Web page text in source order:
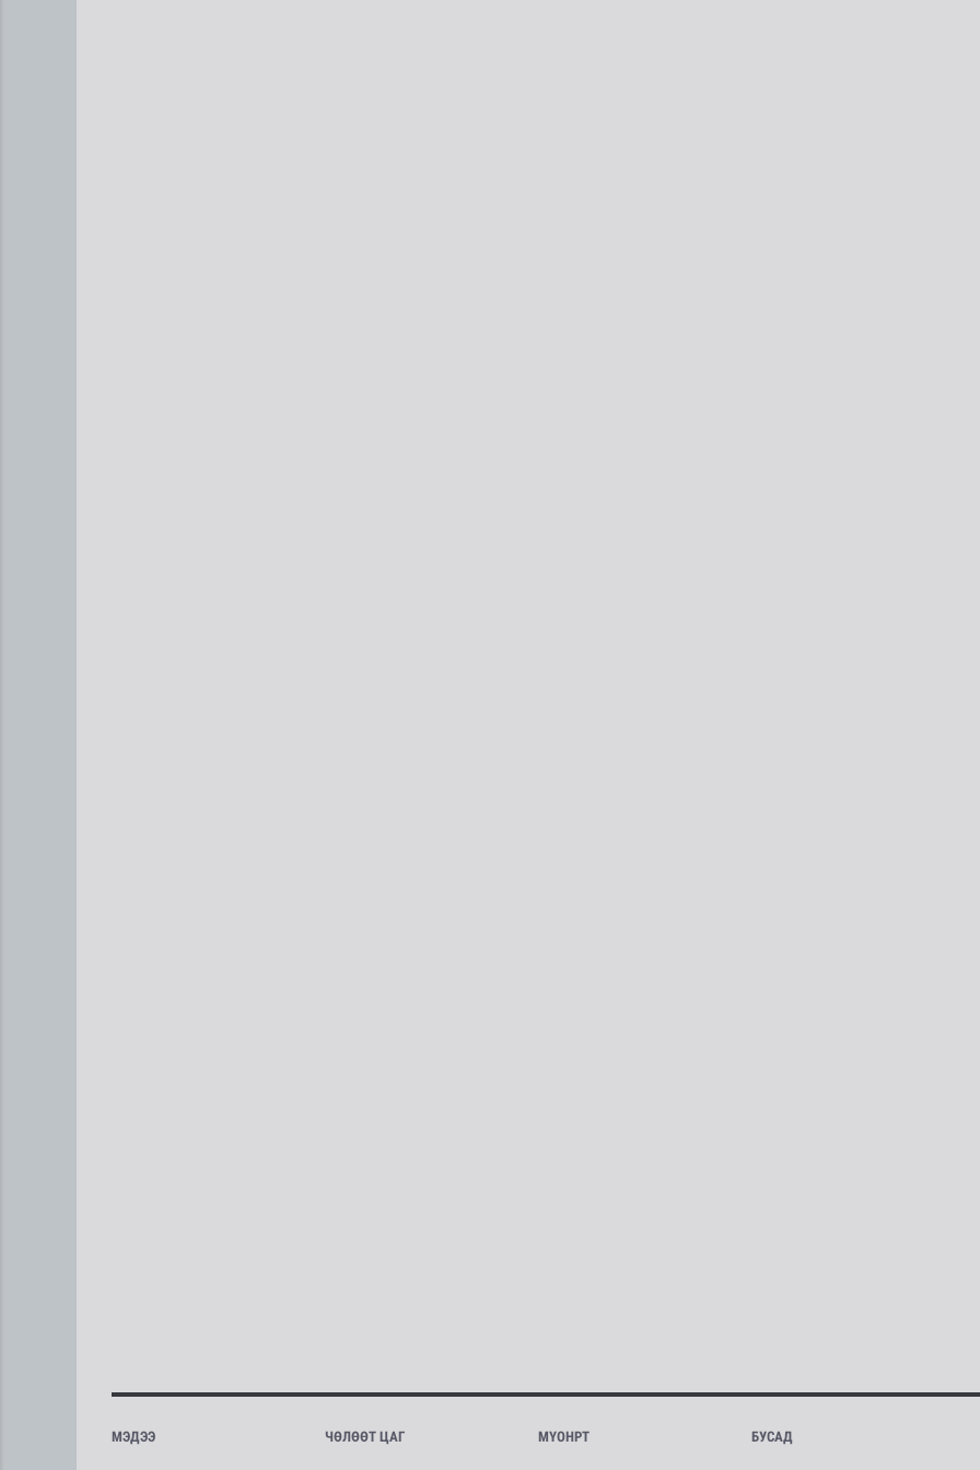
МЭДЭЭ ЧӨЛӨӨТ ЦАГ МҮОНРТ БУСАД